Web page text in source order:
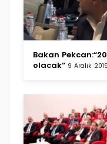
Bakan
olacak“ 9 Aralık